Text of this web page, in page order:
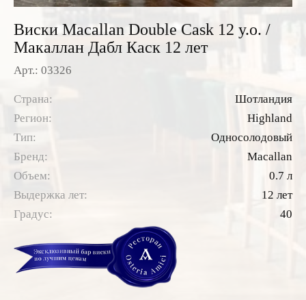
Виски Macallan Double Cask 12 y.o. /
Макаллан Дабл Каск 12 лет
Арт.: 03326
Страна:
Шотландия
Регион:
Highland
Тип:
Односолодовый
Бренд:
Macallan
Объем:
0.7 л
Выдержка лет:
12 лет
Градус:
40